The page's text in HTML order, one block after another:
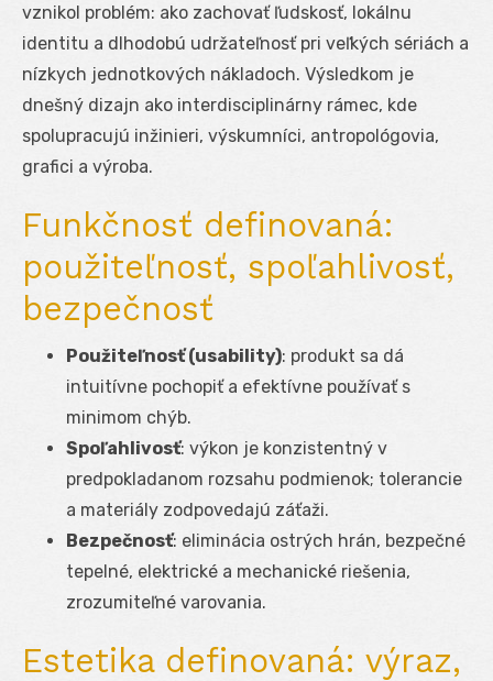
vznikol problém: ako zachovať ľudskosť, lokálnu
identitu a dlhodobú udržateľnosť pri veľkých sériách a
nízkych jednotkových nákladoch. Výsledkom je
dnešný dizajn ako interdisciplinárny rámec, kde
spolupracujú inžinieri, výskumníci, antropológovia,
grafici a výroba.
Funkčnosť definovaná:
použiteľnosť, spoľahlivosť,
bezpečnosť
Použiteľnosť (usability): produkt sa dá
intuitívne pochopiť a efektívne používať s
minimom chýb.
Spoľahlivosť: výkon je konzistentný v
predpokladanom rozsahu podmienok; tolerancie
a materiály zodpovedajú záťaži.
Bezpečnosť: eliminácia ostrých hrán, bezpečné
tepelné, elektrické a mechanické riešenia,
zrozumiteľné varovania.
Estetika definovaná: výraz,